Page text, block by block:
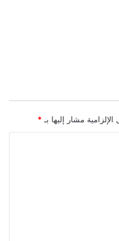
الإلزامية مشار إليها بـ *